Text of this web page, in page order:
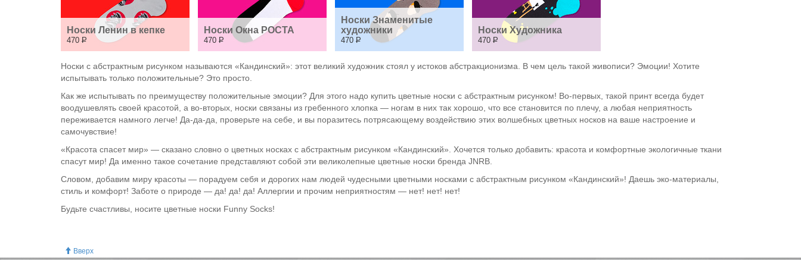
Носки Ленин в кепке
470 Р
Носки Окна РОСТА
470 Р
Носки Знаменитые
художники
470 Р
Носки Художника
470 Р
Носки с абстрактным рисунком называются «Кандинский»: этот великий художник стоял у истоков абстракционизма. В чем цель такой живописи? Эмоции! Хотите
испытывать только положительные? Это просто.
Как же испытывать по преимуществу положительные эмоции? Для этого надо купить цветные носки с абстрактным рисунком! Во-первых, такой принт всегда будет
воодушевлять своей красотой, а во-вторых, носки связаны из гребенного хлопка — ногам в них так хорошо, что все становится по плечу, а любая неприятность
переживается намного легче! Да-да-да, проверьте на себе, и вы поразитесь потрясающему воздействию этих волшебных цветных носков на ваше настроение и
самочувствие!
«Красота спасет мир» — сказано словно о цветных носках с абстрактным рисунком «Кандинский». Хочется только добавить: красота и комфортные экологичные ткани
спасут мир! Да именно такое сочетание представляют собой эти великолепные цветные носки бренда JNRB.
Словом, добавим миру красоты — порадуем себя и дорогих нам людей чудесными цветными носками с абстрактным рисунком «Кандинский»! Даешь эко-материалы,
стиль и комфорт! Заботе о природе — да! да! да! Аллергии и прочим неприятностям — нет! нет! нет!
Будьте счастливы, носите цветные носки Funny Socks!
Вверх